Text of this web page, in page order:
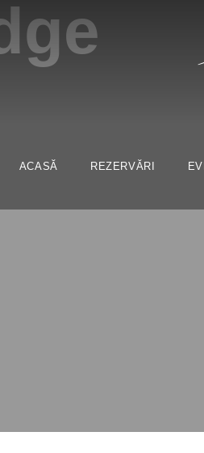
ACASĂ REZERVĂRI